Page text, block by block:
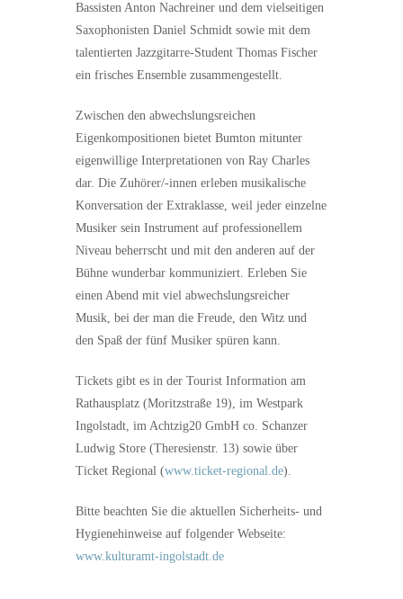
Bassisten Anton Nachreiner und dem vielseitigen
Saxophonisten Daniel Schmidt sowie mit dem
talentierten Jazzgitarre-Student Thomas Fischer
ein frisches Ensemble zusammengestellt.
Zwischen den abwechslungsreichen
Eigenkompositionen bietet Bumton mitunter
eigenwillige Interpretationen von Ray Charles
dar. Die Zuhörer/-innen erleben musikalische
Konversation der Extraklasse, weil jeder einzelne
Musiker sein Instrument auf professionellem
Niveau beherrscht und mit den anderen auf der
Bühne wunderbar kommuniziert. Erleben Sie
einen Abend mit viel abwechslungsreicher
Musik, bei der man die Freude, den Witz und
den Spaß der fünf Musiker spüren kann.
Tickets gibt es in der Tourist Information am
Rathausplatz (Moritzstraße 19), im Westpark
Ingolstadt, im Achtzig20 GmbH co. Schanzer
Ludwig Store (Theresienstr. 13) sowie über
Ticket Regional (www.ticket-regional.de).
Bitte beachten Sie die aktuellen Sicherheits- und
Hygienehinweise auf folgender Webseite:
www.kulturamt-ingolstadt.de